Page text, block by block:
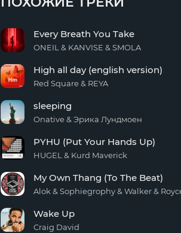
Breath
You
Every Breath You Take
ONEIL & KANVISE & SMOLA
all
day
version)
High all day (english version)
Red Square & REYA
sleeping
Onative & Эрика Лундмоен
(Put
Your
Up)
PYHU (Put Your Hands Up)
HUGEL & Kurd Maverick
Own
Thang
My Own Thang (To The Beat)
Alok & Sophiegrophy & Walker &
Wake Up
Craig David